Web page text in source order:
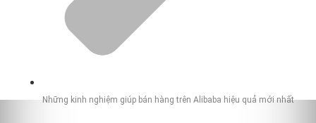
Những kinh nghiệm giúp bán hàng trên Alibaba hiệu quả mới nhất